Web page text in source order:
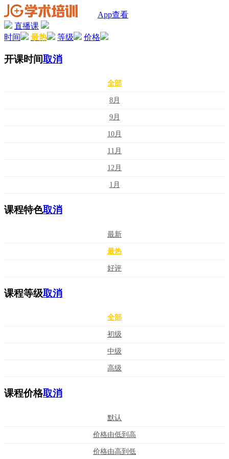
App查看
直播课
时间
最热 等级 价格
开课时间取消
全部
8月
9月
10月
11月
12月
1月
课程特色取消
最新
最热
好评
课程等级取消
全部
初级
中级
高级
课程价格取消
默认
价格由低到高
价格由高到低